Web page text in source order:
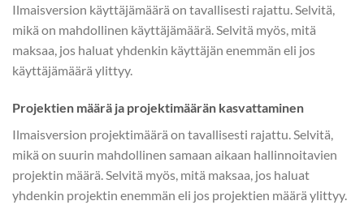
Ilmaisversion käyttäjämäärä on tavallisesti rajattu. Selvitä,
mikä on mahdollinen käyttäjämäärä. Selvitä myös, mitä
maksaa, jos haluat yhdenkin käyttäjän enemmän eli jos
käyttäjämäärä ylittyy.
Projektien määrä ja projektimäärän kasvattaminen
Ilmaisversion projektimäärä on tavallisesti rajattu. Selvitä,
mikä on suurin mahdollinen samaan aikaan hallinnoitavien
projektin määrä. Selvitä myös, mitä maksaa, jos haluat
yhdenkin projektin enemmän eli jos projektien määrä ylittyy.